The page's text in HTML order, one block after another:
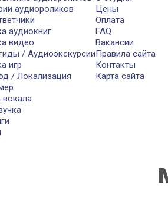
аудиороликов
аудиокниг
видео
/ Аудиоэкскурсии
игр
/ Локализация
Цены
Оплата
FAQ
Вакансии
Правила сайта
Контакты
Карта сайта